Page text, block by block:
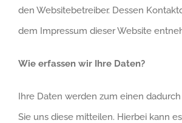
den Websitebetreiber. Dessen
dem Impressum dieser Website
Wie erfassen wir Ihre Daten?
Ihre Daten werden zum einen
Sie uns diese mitteilen. Hierbei kann